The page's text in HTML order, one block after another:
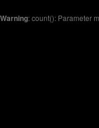
Warning: count(): Parameter